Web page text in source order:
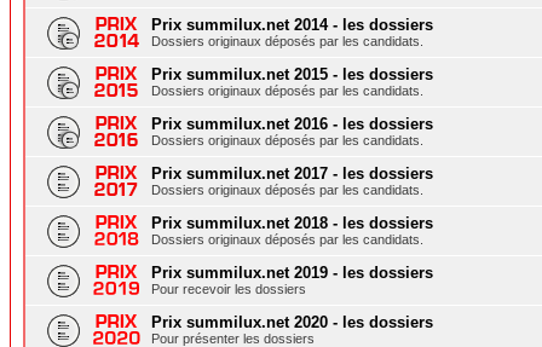
Prix summilux.net 2014 - les dossiers
Dossiers originaux déposés par les candidats.
Prix summilux.net 2015 - les dossiers
Dossiers originaux déposés par les candidats.
Prix summilux.net 2016 - les dossiers
Dossiers originaux déposés par les candidats.
Prix summilux.net 2017 - les dossiers
Dossiers originaux déposés par les candidats.
Prix summilux.net 2018 - les dossiers
Dossiers originaux déposés par les candidats.
Prix summilux.net 2019 - les dossiers
Pour recevoir les dossiers
Prix summilux.net 2020 - les dossiers
Pour présenter les dossiers